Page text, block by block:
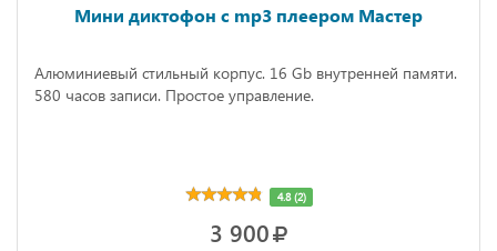
Мини диктофон с mp3 плеером Мастер
Алюминиевый стильный корпус. 16 Gb внутренней памяти.
580 часов записи. Простое управление.
4.8 (2)
3 900